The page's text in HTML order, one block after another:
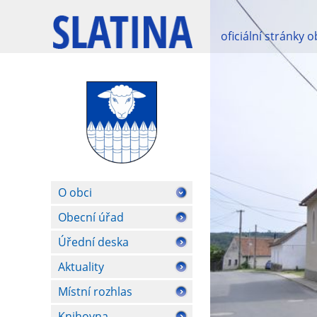
O obci
Obecní úřad
Úřední deska
Aktuality
Místní rozhlas
oficiální stránky